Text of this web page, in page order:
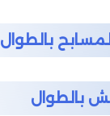
بالطوال
بالطوال